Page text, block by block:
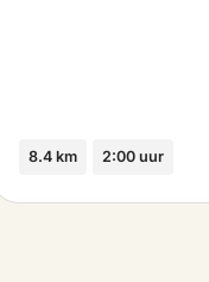
8.4 km 2:00 uur